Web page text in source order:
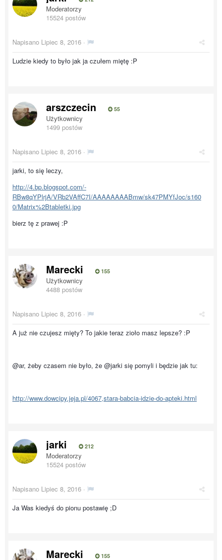
Moderatorzy
15524 postów
Napisano Lipiec 8, 2016 ·
Ludzie kiedy to było jak ja czułem miętę :P
arszczecin 55
Użytkownicy
1499 postów
Napisano Lipiec 8, 2016 ·
jarki, to się leczy,
http://4.bp.blogspot.com/-
RBw8qYPlrjA/VRb2VAffC7I/AAAAAAAABmw/sk47PMYfJoc/s160
0/Matrix%2Btabletki.jpg
bierz tę z prawej :P
Marecki 155
Użytkownicy
4488 postów
Napisano Lipiec 8, 2016 ·
A już nie czujesz mięty? To jakie teraz zioło masz lepsze? :P
@ar, żeby czasem nie było, że @jarki się pomyli i będzie jak tu:
http://www.dowcipy.jeja.pl/4067,stara-babcia-idzie-do-apteki.html
jarki 212
Moderatorzy
15524 postów
Napisano Lipiec 8, 2016 ·
Ja Was kiedyś do pionu postawię ;D
Marecki 155